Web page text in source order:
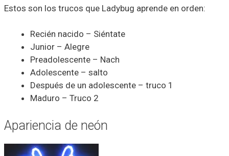
Estos son los trucos que Ladybug aprende en orden:
Recién nacido – Siéntate
Junior – Alegre
Preadolescente – Nach
Adolescente – salto
Después de un adolescente – truco 1
Maduro – Truco 2
Apariencia de neón